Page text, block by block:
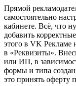
Прямой
самостоятельно
кабинете. Всё, что
добавить
этого в VK Рекламе
в «Реквизиты».
или ИП, в
формы и типа
это принять оферту